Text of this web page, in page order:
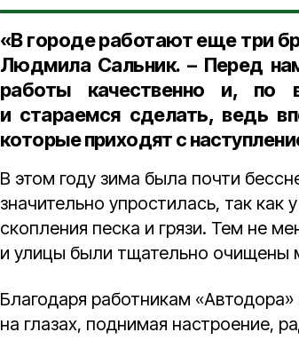
«В городе работают еще три
Людмила Сальник. – Перед
работы качественно и, по
и стараемся сделать, ведь
которые приходят с
В этом году зима была почти
значительно упростилась, так
скопления песка и грязи. Тем не
и улицы были тщательно
Благодаря работникам
на глазах, поднимая настроение,